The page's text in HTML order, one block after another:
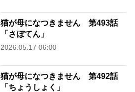
猫が母になつきません 第493話
「さぼてん」
2026.05.17 06:00
猫が母になつきません 第492話
「ちょうしょく」